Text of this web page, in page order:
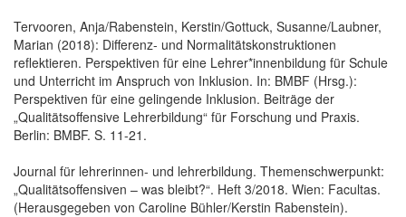
Tervooren, Anja/Rabenstein, Kerstin/Gottuck, Susanne/Laubner,
Marian (2018): Differenz- und Normalitätskonstruktionen
reflektieren. Perspektiven für eine Lehrer*innenbildung für Schule
und Unterricht im Anspruch von Inklusion. In: BMBF (Hrsg.):
Perspektiven für eine gelingende Inklusion. Beiträge der
„Qualitätsoffensive Lehrerbildung“ für Forschung und Praxis.
Berlin: BMBF. S. 11-21.
Journal für lehrerinnen- und lehrerbildung. Themenschwerpunkt:
„Qualitätsoffensiven – was bleibt?“. Heft 3/2018. Wien: Facultas.
(Herausgegeben von Caroline Bühler/Kerstin Rabenstein).